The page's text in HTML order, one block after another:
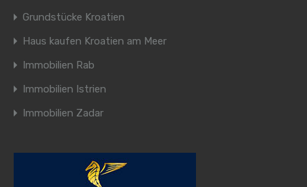
Grundstücke Kroatien
Haus kaufen Kroatien am Meer
Immobilien Rab
Immobilien Istrien
Immobilien Zadar